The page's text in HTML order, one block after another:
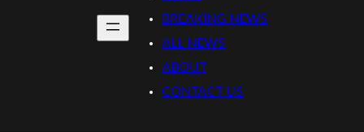
BREAKING NEWS
ALL NEWS
ABOUT
CONTACT US